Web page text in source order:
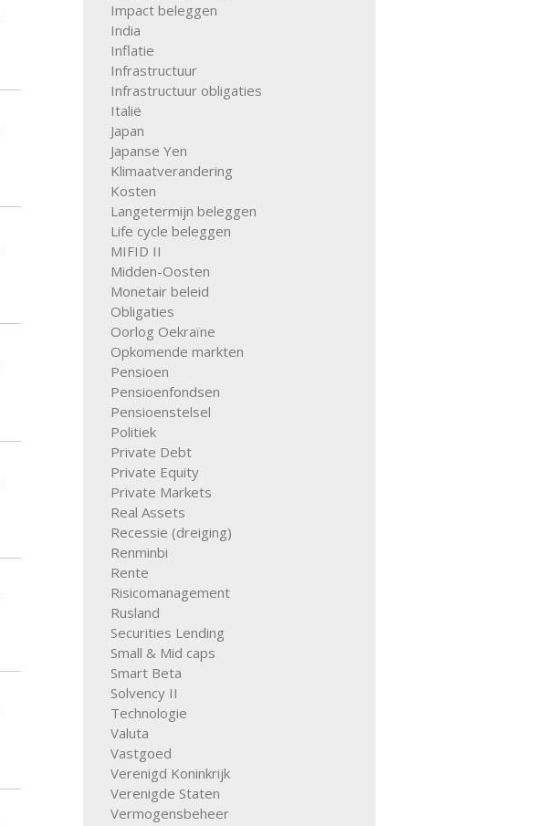
Impact beleggen
India
Inflatie
Infrastructuur
Infrastructuur obligaties
Italië
Japan
Japanse Yen
Klimaatverandering
Kosten
Langetermijn beleggen
Life cycle beleggen
MIFID II
Midden-Oosten
Monetair beleid
Obligaties
Oorlog Oekraïne
Opkomende markten
Pensioen
Pensioenfondsen
Pensioenstelsel
Politiek
Private Debt
Private Equity
Private Markets
Real Assets
Recessie (dreiging)
Renminbi
Rente
Risicomanagement
Rusland
Securities Lending
Small & Mid caps
Smart Beta
Solvency II
Technologie
Valuta
Vastgoed
Verenigd Koninkrijk
Verenigde Staten
Vermogensbeheer